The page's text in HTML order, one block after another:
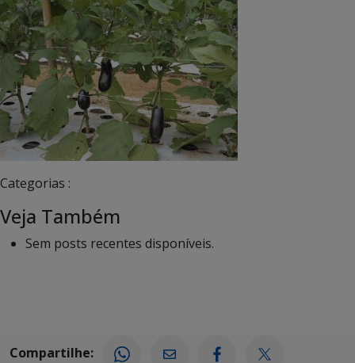
Categorias :
Veja Também
Sem posts recentes disponíveis.
Compartilhe: